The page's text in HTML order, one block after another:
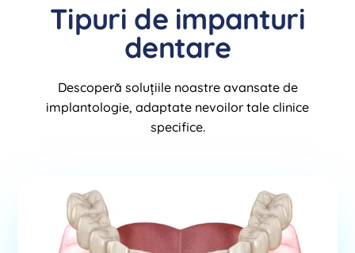
Tipuri de impanturi
dentare
Descoperă soluțiile noastre avansate de
implantologie, adaptate nevoilor tale clinice
specifice.